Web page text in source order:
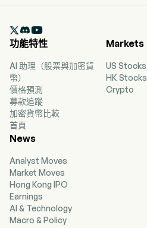

功能特性
AI 助理（股票與加密貨
幣）
價格預測
募款追蹤
加密貨幣比較
首頁
Markets
US Stocks
HK Stocks
Crypto
News
Analyst Moves
Market Moves
Hong Kong IPO
Earnings
AI & Technology
Macro & Policy